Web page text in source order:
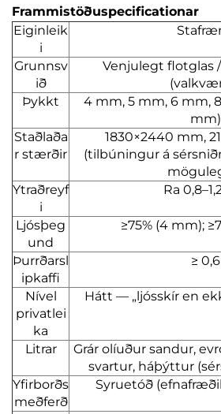
Frammistöðuspecificationar
Eiginleik
i
Grunnsv
ið
Venjulegt flotglas
Þykkt
4 mm, 5 mm, 6 mm,
mm)
Staðlaða
r stærðir
1830×2440 mm,
(tilbúningur á
Ytraðreyf
i
Ra
Ljósþeg
und
≥75% (4 mm);
Þurrðarsl
ipkaffi
≥ 0,6
Nível
privatlei
ka
Hátt — „ljósskír en
Litrar
Grár olíuður sandur,
svartur, háþýttur
Yfirborðs
meðferð
Syruetóð